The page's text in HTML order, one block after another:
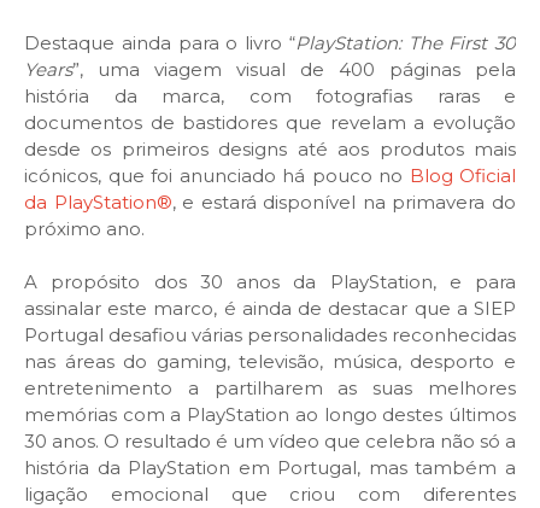
Destaque ainda para o livro “PlayStation: The First 30
Years”, uma viagem visual de 400 páginas pela
história da marca, com fotografias raras e
documentos de bastidores que revelam a evolução
desde os primeiros designs até aos produtos mais
icónicos, que foi anunciado há pouco no Blog Oficial
da PlayStation®, e estará disponível na primavera do
próximo ano.
A propósito dos 30 anos da PlayStation, e para
assinalar este marco, é ainda de destacar que a SIEP
Portugal desafiou várias personalidades reconhecidas
nas áreas do gaming, televisão, música, desporto e
entretenimento a partilharem as suas melhores
memórias com a PlayStation ao longo destes últimos
30 anos. O resultado é um vídeo que celebra não só a
história da PlayStation em Portugal, mas também a
ligação emocional que criou com diferentes